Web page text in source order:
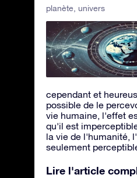
planète, univers
cependant et
possible de le
vie humaine, l'effet
qu'il est
la vie de l'humanité,
seulement
Lire l'article